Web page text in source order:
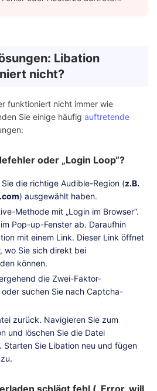
Libation
nicht?
funktioniert nicht immer wie
Sie einige häufig auftretende
oder „Login Loop“?
die richtige Audible-Region (z.B.
) ausgewählt haben.
Methode mit „Login im Browser“.
Pop-up-Fenster ab. Daraufhin
mit einem Link. Dieser Link öffnet
wo Sie sich direkt bei
können.
die Zwei-Faktor-
suchen Sie nach Captcha-
zurück. Navigieren Sie zum
und löschen Sie die Datei
. Starten Sie Libation neu und fügen